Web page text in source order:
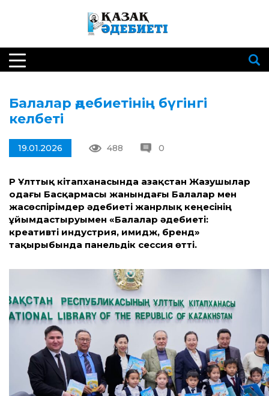
Балалар әдебиетінің бүгінгі
келбеті
19.01.2026 488 0
ҚР Ұлттық кітапханасында Қазақстан Жазушылар
одағы Басқармасы жанындағы Балалар мен
жасөспірімдер әдебиеті жанрлық кеңесінің
ұйымдастыруымен «Балалар әдебиеті:
креативті индустрия, имидж, бренд»
тақырыбында панельдік сессия өтті.